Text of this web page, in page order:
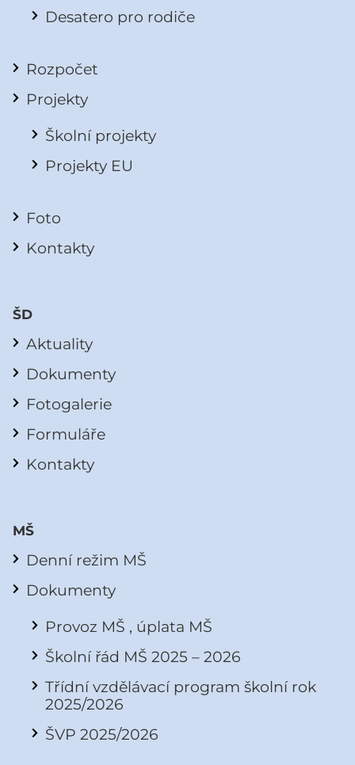
Desatero pro rodiče
Rozpočet
Projekty
Školní projekty
Projekty EU
Foto
Kontakty
ŠD
Aktuality
Dokumenty
Fotogalerie
Formuláře
Kontakty
MŠ
Denní režim MŠ
Dokumenty
Provoz MŠ , úplata MŠ
Školní řád MŠ 2025 – 2026
Třídní vzdělávací program školní rok
2025/2026
ŠVP 2025/2026